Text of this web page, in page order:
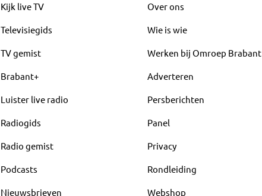
Kijk live TV
Televisiegids
TV gemist
Brabant+
Luister live radio
Radiogids
Radio gemist
Podcasts
Nieuwsbrieven
Over ons
Wie is wie
Werken bij Omroep Brabant
Adverteren
Persberichten
Panel
Privacy
Rondleiding
Webshop